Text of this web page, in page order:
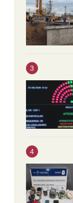
3
4